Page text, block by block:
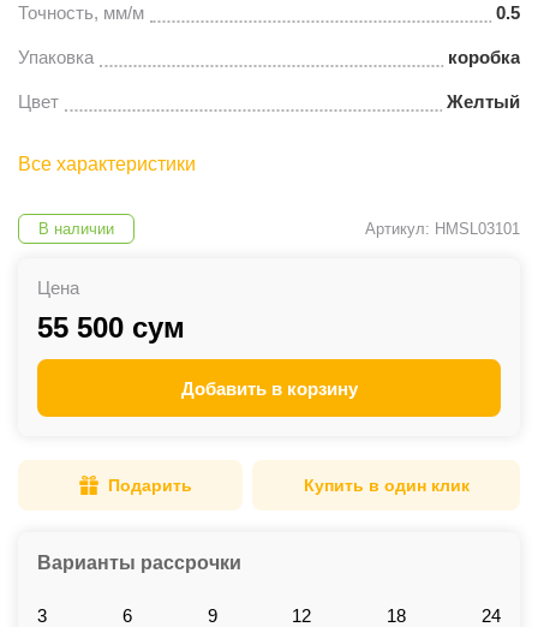
Точность, мм/м 0.5
Упаковка коробка
Цвет Желтый
Все характеристики
В наличии Артикул: HMSL03101
Цена
55 500 сум
Добавить в корзину
Подарить Купить в один клик
Варианты рассрочки
3 6 9 12 18 24